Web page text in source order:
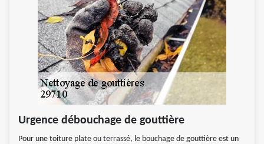
Urgence débouchage de gouttière
Pour une toiture plate ou terrassé, le bouchage de gouttière est un